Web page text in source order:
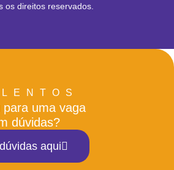
os direitos reservados.
para uma vaga
dúvidas?
aqui